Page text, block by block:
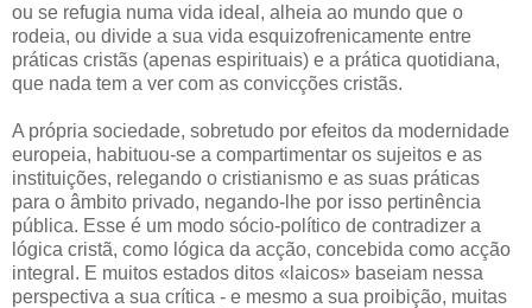
ou se refugia numa vida ideal, alheia ao mundo que o
rodeia, ou divide a sua vida esquizofrenicamente entre
práticas cristãs (apenas espirituais) e a prática quotidiana,
que nada tem a ver com as convicções cristãs.
A própria sociedade, sobretudo por efeitos da modernidade
europeia, habituou-se a compartimentar os sujeitos e as
instituições, relegando o cristianismo e as suas práticas
para o âmbito privado, negando-lhe por isso pertinência
pública. Esse é um modo sócio-político de contradizer a
lógica cristã, como lógica da acção, concebida como acção
integral. E muitos estados ditos «laicos» baseiam nessa
perspectiva a sua crítica - e mesmo a sua proibição, muitas